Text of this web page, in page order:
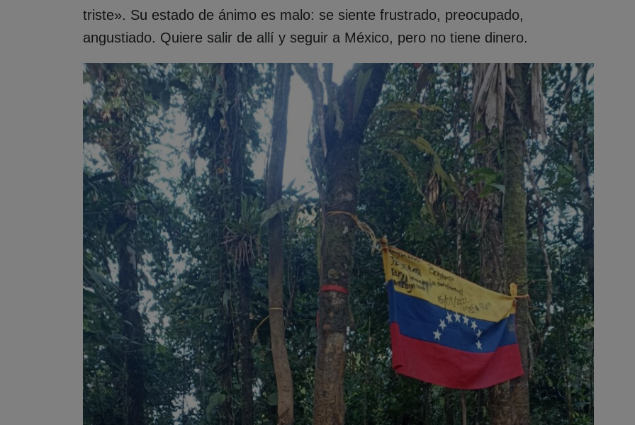
triste». Su estado de ánimo es malo: se siente frustrado, preocupado,
angustiado. Quiere salir de allí y seguir a México, pero no tiene dinero.